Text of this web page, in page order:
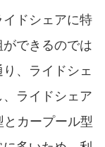
ドシェアに特
できるのでは
、ライドシェ
ライドシェア
カープール型